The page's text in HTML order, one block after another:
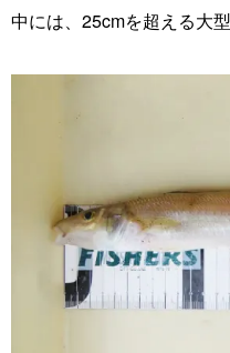
中には、25cmを超える大